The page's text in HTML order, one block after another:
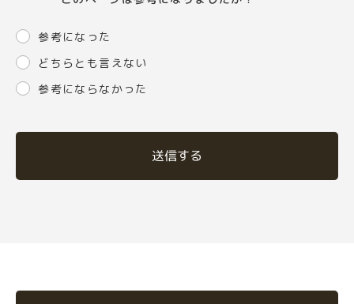
参考になった
どちらとも言えない
参考にならなかった
送信する